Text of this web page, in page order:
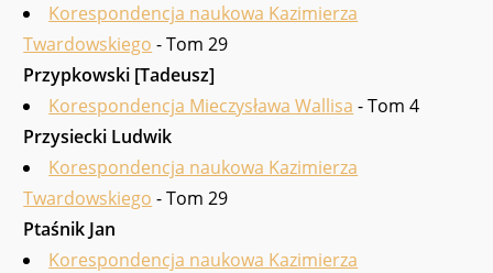
Korespondencja naukowa Kazimierza
Twardowskiego - Tom 29
Przypkowski [Tadeusz]
Korespondencja Mieczysława Wallisa - Tom 4
Przysiecki Ludwik
Korespondencja naukowa Kazimierza
Twardowskiego - Tom 29
Ptaśnik Jan
Korespondencja naukowa Kazimierza